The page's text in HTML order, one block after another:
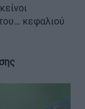
κεφαλιού